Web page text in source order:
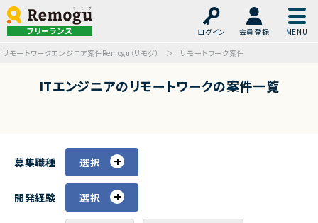
フリーランス ログイン
会員登録
リモートワークエンジニア案件Remogu（リモグ）
リモートワーク案件
ITエンジニアのリモートワークの案件一覧
募集職種 選択
開発経験 選択